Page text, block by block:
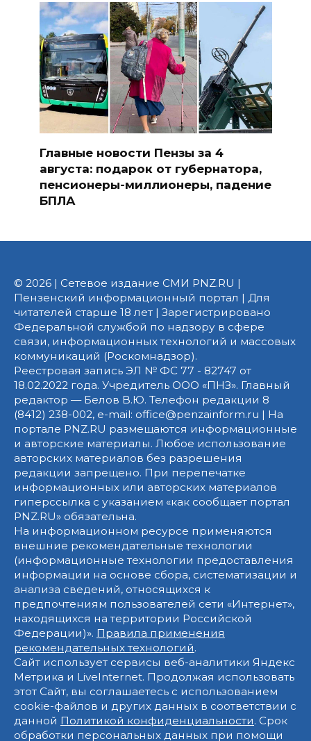
Главные новости Пензы за 4
августа: подарок от губернатора,
пенсионеры-миллионеры, падение
БПЛА
© 2026 | Сетевое издание СМИ PNZ.RU |
Пензенский информационный портал | Для
читателей старше 18 лет | Зарегистрировано
Федеральной службой по надзору в сфере
связи, информационных технологий и массовых
коммуникаций (Роскомнадзор).
Реестровая запись ЭЛ № ФС 77 - 82747 от
18.02.2022 года. Учредитель ООО «ПНЗ». Главный
редактор — Белов В.Ю. Телефон редакции 8
(8412) 238-002, e-mail: office@penzainform.ru | На
портале PNZ.RU размещаются информационные
и авторские материалы. Любое использование
авторских материалов без разрешения
редакции запрещено. При перепечатке
информационных или авторских материалов
гиперссылка с указанием «как сообщает портал
PNZ.RU» обязательна.
На информационном ресурсе применяются
внешние рекомендательные технологии
(информационные технологии предоставления
информации на основе сбора, систематизации и
анализа сведений, относящихся к
предпочтениям пользователей сети «Интернет»,
находящихся на территории Российской
Федерации)». Правила применения
рекомендательных технологий.
Сайт использует сервисы веб-аналитики Яндекс
Метрика и LiveInternet. Продолжая использовать
этот Сайт, вы соглашаетесь с использованием
cookie-файлов и других данных в соответствии с
данной Политикой конфиденциальности. Срок
обработки персональных данных при помощи